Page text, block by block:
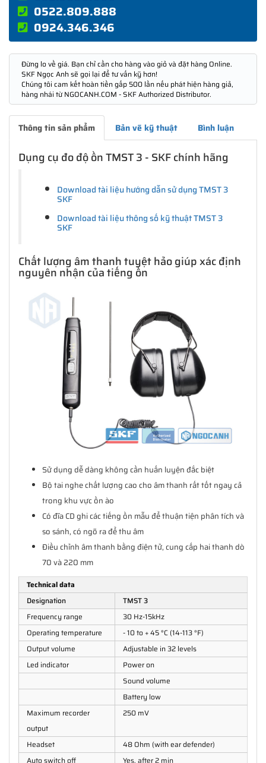
0522.809.888
0924.346.346
Đừng lo về giá. Bạn chỉ cần cho hàng vào giỏ và đặt hàng Online.
SKF Ngọc Anh sẽ gọi lại để tư vấn kỹ hơn!
Chúng tôi cam kết hoàn tiền gấp 500 lần nếu phát hiện hàng giả,
hàng nhái từ NGOCANH.COM - SKF Authorized Distributor.
Thông tin sản phẩm Bản vẽ kỹ thuật Bình luận
Dụng cụ đo độ ồn TMST 3 - SKF chính hãng
Download tài liệu hướng dẫn sử dụng TMST 3
SKF
Download tài liệu thông số kỹ thuật TMST 3
SKF
Chất lượng âm thanh tuyệt hảo giúp xác định
nguyên nhận của tiếng ồn
Sử dụng dễ dàng không cần huấn luyện đắc biệt
Bộ tai nghe chất lượng cao cho âm thanh rất tốt ngay cả
trong khu vực ồn ào
Có đĩa CD ghi các tiếng ồn mẫu để thuận tiện phân tích và
so sánh, có ngõ ra để thu âm
Điều chỉnh âm thanh bằng điện tử, cung cấp hai thanh dò
70 và 220 mm
Technical data
Designation
TMST 3
Frequency range
30 Hz-15kHz
Operating temperature
- 10 to + 45 °C (14-113 °F)
Output volume
Adjustable in 32 levels
Led indicator
Power on
Sound volume
Battery low
Maximum recorder
output
250 mV
Headset
48 Ohm (with ear defender)
Auto switch off
Yes, after 2 min